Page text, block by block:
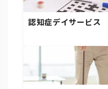
認知症デイサービス